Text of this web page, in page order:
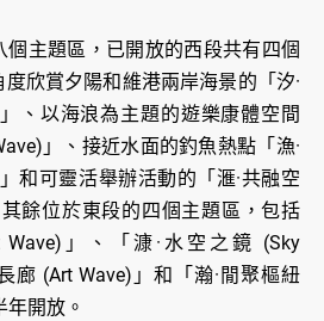
主題區，已開放的西段共有四個
欣賞夕陽和維港兩岸海景的「汐·
、以海浪為主題的遊樂康體空間
」、接近水面的釣魚熱點「漁·
和可靈活舉辦活動的「滙·共融空
餘位於東段的四個主題區，包括
Wave)」、「漮·水空之鏡 (Sky
廊 (Art Wave)」和「瀚·閒聚樞紐
開放。